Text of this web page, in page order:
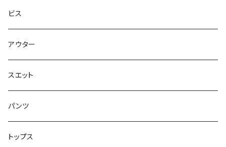
スエット
ソックス
アンダーウェア
アクセサリー
シューズ
Small Shoes
7.8インチ
7.9インチ
8インチ
8.1インチ
8.2インチ
ビス
アウター
スエット
パンツ
トップス